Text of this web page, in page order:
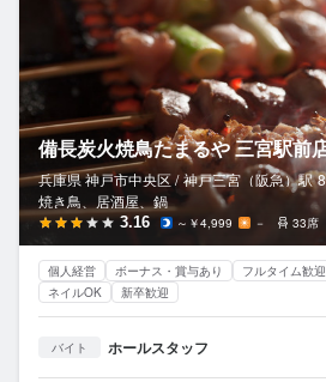
備長炭火焼鳥たまるや 三宮駅前
兵庫県 神戸市中央区 / 神戸三宮（阪急）駅
焼き鳥、居酒屋、鍋
3.16 ～￥4,999 － 33席
個人経営 ボーナス・賞与あり フルタイム歓迎
ネイルOK
新卒歓迎
バイト ホールスタッフ